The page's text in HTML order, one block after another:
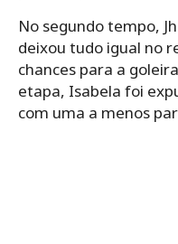
No segundo tempo,
deixou tudo igual no
chances para a
etapa, Isabela foi
com uma a menos